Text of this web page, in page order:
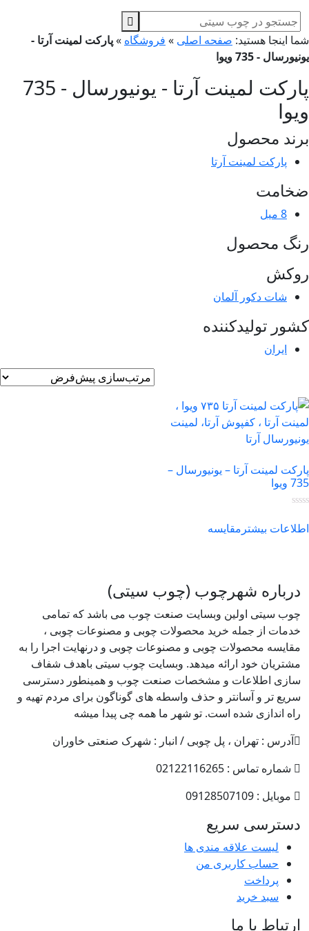
اینجا هستید:صفحه اصلی» فروشگاه» پارکت لمینت آرتا -
- 735 ویوا
پارکت لمینت آرتا - یونیورسال - 735
محصول
پارکت لمینت آرتا
محصول
شات دکور آلمان
تولیدکننده
ایران
لمینت آرتا – یونیورسال –
بیشترمقایسه
درباره شهرچوب (چوب سیتی)
چوب سیتی اولین وبسایت صنعت چوب می باشد که تمامی
خدمات از جمله خرید محصولات چوبی و مصنوعات چوبی ،
مقایسه محصولات چوبی و مصنوعات چوبی و درنهایت اجرا را به
مشتریان خود ارائه میدهد. وبسایت چوب سیتی باهدف شفاف
سازی اطلاعات و مشخصات صنعت چوب و همینطور دسترسی
سریع تر و آسانتر و حذف واسطه های گوناگون برای مردم تهیه و
راه اندازی شده است. تو شهر ما همه چی پیدا میشه
آدرس : تهران ، پل چوبی / انبار : شهرک صنعتی خاوران
شماره تماس : 02122116265
موبایل : 09128507109
دسترسی سریع
لیست علاقه مندی ها
حساب کاربری من
پرداخت
سبد خرید
ارتباط با ما